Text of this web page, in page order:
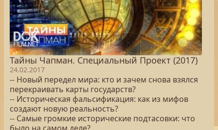
Тайны Чапман. Специальный Проект (2017)
24.02.2017
-- Новый передел мира: кто и зачем снова взялся
перекраивать карты государств?
-- Историческая фальсификация: как из мифов
создают новую реальность?
-- Самые громкие исторические подтасовки: что